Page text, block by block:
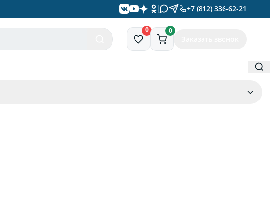
+7 (812) 336-62-21
0 0